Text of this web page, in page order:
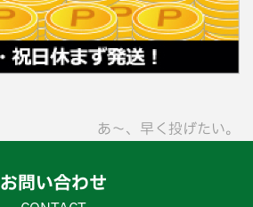
あ〜、早く投げたい。
お問い合わせ